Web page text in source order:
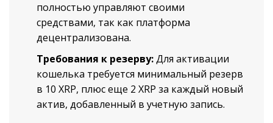
полностью управляют своими
средствами, так как платформа
децентрализована.
Требования к резерву:Для активации
кошелька требуется минимальный резерв
в 10 XRP, плюс еще 2 XRP за каждый новый
актив, добавленный в учетную запись.